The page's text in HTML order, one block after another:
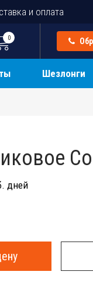
и оплата
0
Шезлонги
дней